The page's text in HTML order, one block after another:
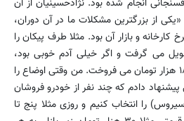
«یکی از بزرگترین مشکلات ما در آن دوران،
و بازار آن بود. مثلا طرف پیکان را
تحویل می گرفت و اگر خیلی آدم خوبی بود،
بلافاصله آن را یک میلیون و ۱۸۰ هزار تومان می فروخت. من وقتی اوضاع را
دادم که چند نفر از خودرو فروشان
را انتخاب کنیم و روزی مثلا پنج تا